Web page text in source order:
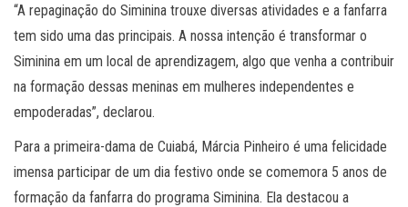
“A repaginação do Siminina trouxe diversas atividades e a fanfarra
tem sido uma das principais. A nossa intenção é transformar o
Siminina em um local de aprendizagem, algo que venha a contribuir
na formação dessas meninas em mulheres independentes e
empoderadas”, declarou.
Para a primeira-dama de Cuiabá, Márcia Pinheiro é uma felicidade
imensa participar de um dia festivo onde se comemora 5 anos de
formação da fanfarra do programa Siminina. Ela destacou a